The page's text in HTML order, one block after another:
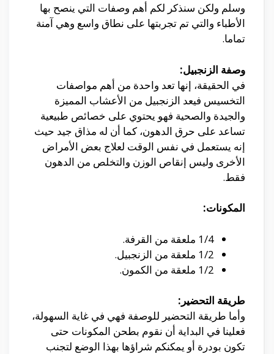
وسلم ولكن سنذكر لكم أهم وصفات التي ينصح بها
الأطباء والتي تم تجربتها على نطاق واسع وهي آمنة
تماما.
وصفة الزنجبيل:
في الحقيقة، إنها تعد واحدة من أهم مواصفات
التخسيس فيعد الزنجبيل من الأعشاب المميزة
والجيدة والصحية فهو يحتوي على خصائص طبيعية
تساعد على حرق الدهون، كما أن له مذاق جيد حيث
إنه يستعمل في نفس الوقت لعلاج بعض الأمراض
الأخرى وليس إنقاص الوزن والتخلص من الدهون
فقط.
المكونات:
1/4 ملعقة من القرفة.
1/2 ملعقة من الزنجبيل.
1/2 ملعقة من الكمون.
طريقة التحضير:
وأما طريقة التحضير للوصفة فهي في غاية السهولة،
فعلينا في البداية أن نقوم بطحن المكونات حتى
تكون بودرة أو يمكنكم شراؤها بهذا الوضع لتجنب